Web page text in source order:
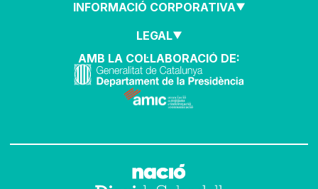
INFORMACIÓ CORPORATIVA
LEGAL
AMB LA COL·LABORACIÓ DE: